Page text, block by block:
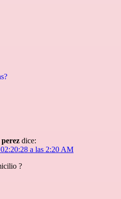
dice:
a las 2:20 AM
?